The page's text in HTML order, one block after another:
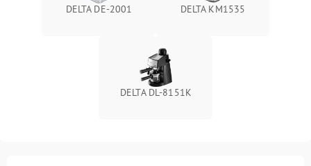
DELTA DE-2001 DELTA KM1535
DELTA DL-8151K